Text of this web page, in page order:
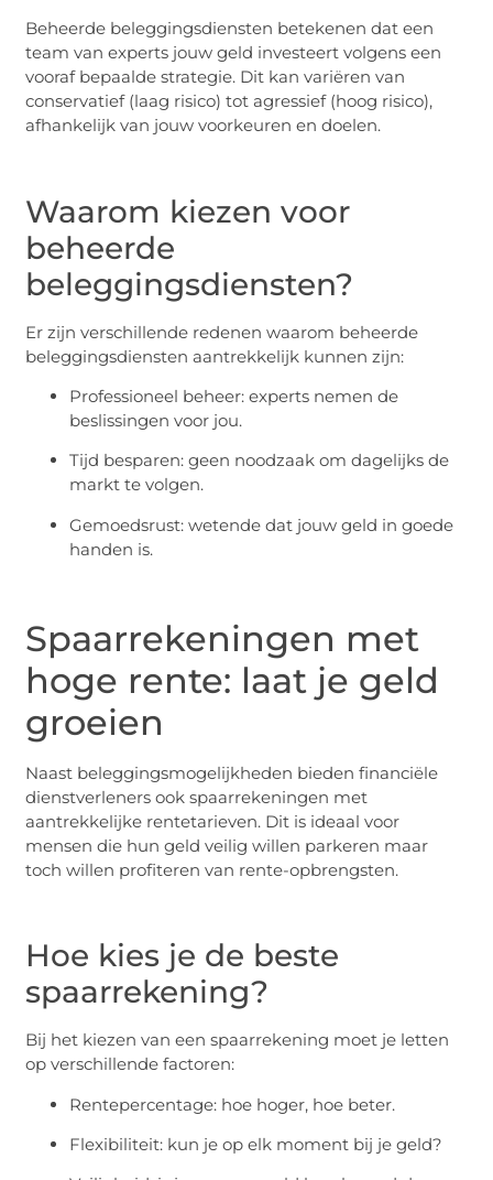
Beheerde beleggingsdiensten betekenen dat een
team van experts jouw geld investeert volgens een
vooraf bepaalde strategie. Dit kan variëren van
conservatief (laag risico) tot agressief (hoog risico),
afhankelijk van jouw voorkeuren en doelen.
Waarom kiezen voor
beheerde
beleggingsdiensten?
Er zijn verschillende redenen waarom beheerde
beleggingsdiensten aantrekkelijk kunnen zijn:
Professioneel beheer: experts nemen de
beslissingen voor jou.
Tijd besparen: geen noodzaak om dagelijks de
markt te volgen.
Gemoedsrust: wetende dat jouw geld in goede
handen is.
Spaarrekeningen met
hoge rente: laat je geld
groeien
Naast beleggingsmogelijkheden bieden financiële
dienstverleners ook spaarrekeningen met
aantrekkelijke rentetarieven. Dit is ideaal voor
mensen die hun geld veilig willen parkeren maar
toch willen profiteren van rente-opbrengsten.
Hoe kies je de beste
spaarrekening?
Bij het kiezen van een spaarrekening moet je letten
op verschillende factoren:
Rentepercentage: hoe hoger, hoe beter.
Flexibiliteit: kun je op elk moment bij je geld?